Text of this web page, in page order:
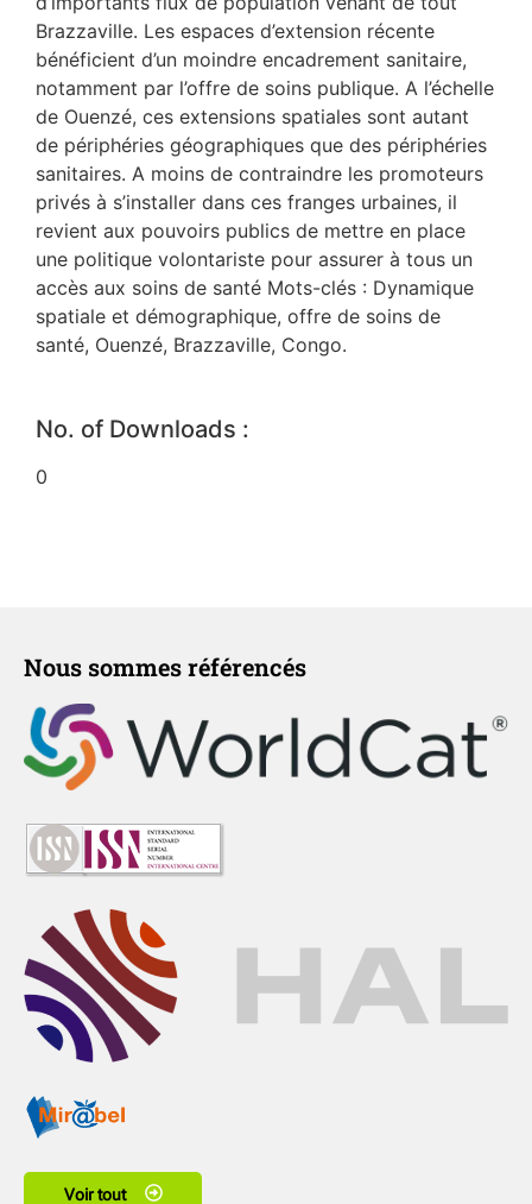
Brazzaville. Les espaces d’extension récente
bénéficient d’un moindre encadrement sanitaire,
notamment par l’offre de soins publique. A l’échelle
de Ouenzé, ces extensions spatiales sont autant
de périphéries géographiques que des périphéries
sanitaires. A moins de contraindre les promoteurs
privés à s’installer dans ces franges urbaines, il
revient aux pouvoirs publics de mettre en place
une politique volontariste pour assurer à tous un
accès aux soins de santé Mots-clés : Dynamique
spatiale et démographique, offre de soins de
santé, Ouenzé, Brazzaville, Congo.
No. of Downloads :
0
Nous sommes référencés
Voir tout